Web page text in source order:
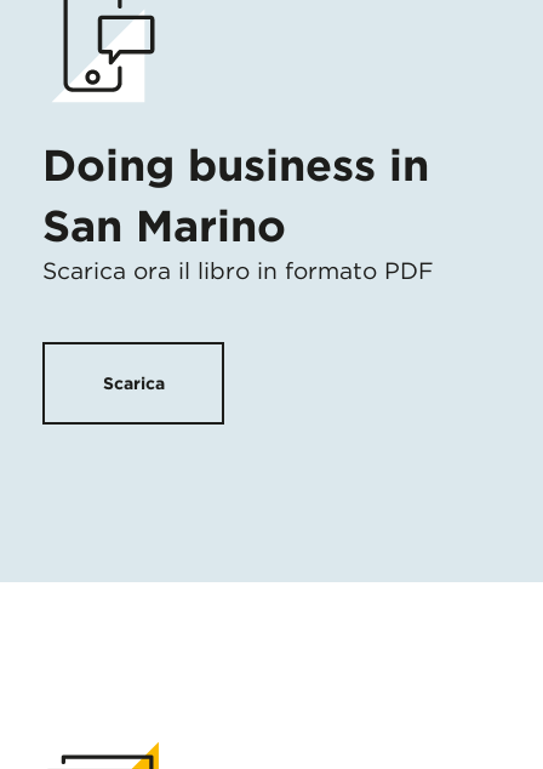
Doing business in
San Marino
Scarica ora il libro in formato PDF
Scarica